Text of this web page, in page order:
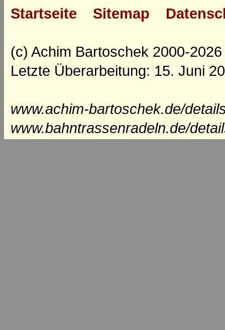
Startseite Sitemap
(c) Achim Bartoschek 2000-2026
Letzte Überarbeitung: 15. Juni
www.achim-bartoschek.de/
www.bahntrassenradeln.de/